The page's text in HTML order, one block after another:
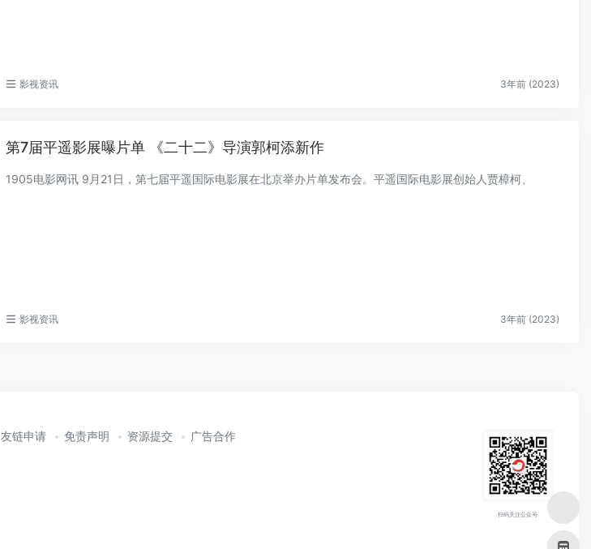
影视资讯 3年前 (2023)
第7届平遥影展曝片单 《二十二》导演郭柯添新作
1905电影网讯 9月21日，第七届平遥国际电影展在北京举办片单发布会。平遥国际电影展创始人贾樟柯、
影视资讯 3年前 (2023)
友链申请 免责声明 资源提交 广告合作
扫码关注公众号